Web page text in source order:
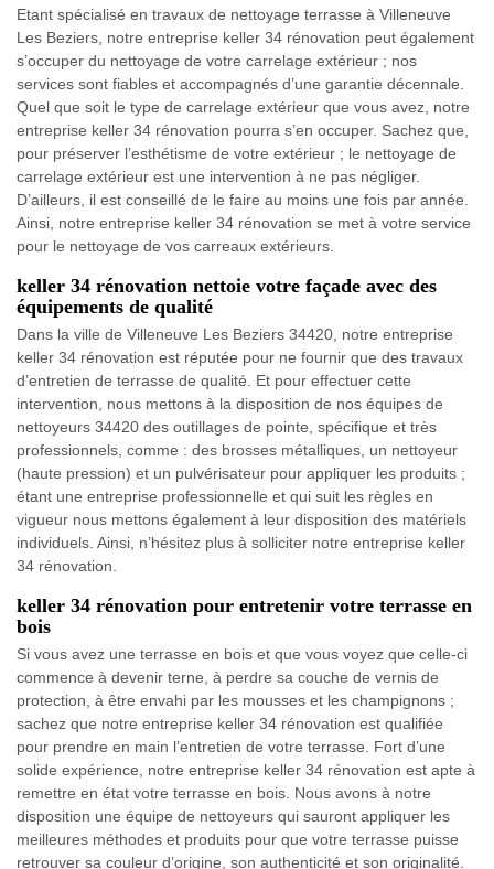
Etant spécialisé en travaux de nettoyage terrasse à Villeneuve
Les Beziers, notre entreprise keller 34 rénovation peut également
s’occuper du nettoyage de votre carrelage extérieur ; nos
services sont fiables et accompagnés d’une garantie décennale.
Quel que soit le type de carrelage extérieur que vous avez, notre
entreprise keller 34 rénovation pourra s’en occuper. Sachez que,
pour préserver l’esthétisme de votre extérieur ; le nettoyage de
carrelage extérieur est une intervention à ne pas négliger.
D’ailleurs, il est conseillé de le faire au moins une fois par année.
Ainsi, notre entreprise keller 34 rénovation se met à votre service
pour le nettoyage de vos carreaux extérieurs.
keller 34 rénovation nettoie votre façade avec des
équipements de qualité
Dans la ville de Villeneuve Les Beziers 34420, notre entreprise
keller 34 rénovation est réputée pour ne fournir que des travaux
d’entretien de terrasse de qualité. Et pour effectuer cette
intervention, nous mettons à la disposition de nos équipes de
nettoyeurs 34420 des outillages de pointe, spécifique et très
professionnels, comme : des brosses métalliques, un nettoyeur
(haute pression) et un pulvérisateur pour appliquer les produits ;
étant une entreprise professionnelle et qui suit les règles en
vigueur nous mettons également à leur disposition des matériels
individuels. Ainsi, n’hésitez plus à solliciter notre entreprise keller
34 rénovation.
keller 34 rénovation pour entretenir votre terrasse en
bois
Si vous avez une terrasse en bois et que vous voyez que celle-ci
commence à devenir terne, à perdre sa couche de vernis de
protection, à être envahi par les mousses et les champignons ;
sachez que notre entreprise keller 34 rénovation est qualifiée
pour prendre en main l’entretien de votre terrasse. Fort d’une
solide expérience, notre entreprise keller 34 rénovation est apte à
remettre en état votre terrasse en bois. Nous avons à notre
disposition une équipe de nettoyeurs qui sauront appliquer les
meilleures méthodes et produits pour que votre terrasse puisse
retrouver sa couleur d’origine, son authenticité et son originalité.